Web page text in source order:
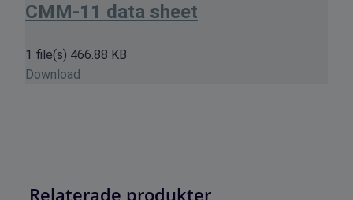
CMM-11 data sheet
1 file(s) 466.88 KB
Download
Relaterade produkter